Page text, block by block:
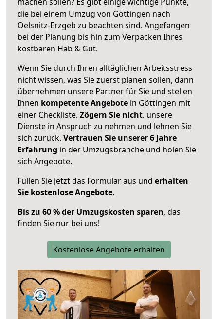
die bei einem Umzug von Göttingen nach
Oelsnitz-Erzgeb zu beachten sind. Angefangen
bei der Planung bis hin zum Verpacken Ihres
kostbaren Hab & Gut.
Wenn Sie durch Ihren alltäglichen Arbeitsstress
nicht wissen, was Sie zuerst planen sollen, dann
übernehmen unsere Partner für Sie und stellen
Ihnen kompetente Angebote in Göttingen mit
einer Checkliste. Zögern Sie nicht, unsere
Dienste in Anspruch zu nehmen und lehnen Sie
sich zurück. Vertrauen Sie unserer 6 Jahre
Erfahrung in der Umzugsbranche und holen Sie
sich Angebote.
Füllen Sie jetzt das Formular aus und erhalten
Sie kostenlose Angebote.
Bis zu 60 % der Umzugskosten sparen, das
finden Sie nur bei uns!
Kostenlose Angebote erhalten